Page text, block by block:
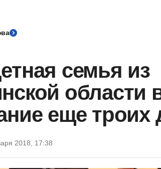
семья из
области
еще троих
2018, 17:38